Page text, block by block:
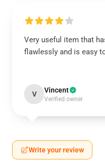
Very useful item that
flawlessly and is easy
V Vincent
Verified owner
Write your review